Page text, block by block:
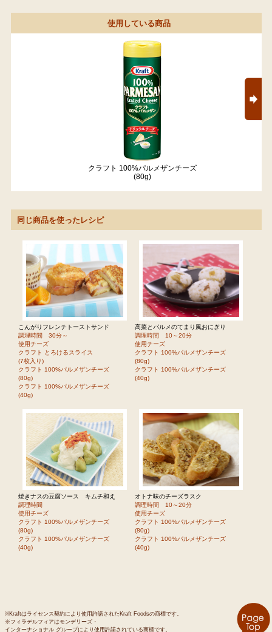
使用している商品
クラフト 100%パルメザンチーズ
(80g)
同じ商品を使ったレシピ
こんがりフレンチトーストサンド
調理時間 30分～
使用チーズ
クラフト とろけるスライス
(7枚入り)
クラフト 100%パルメザンチーズ
(80g)
クラフト 100%パルメザンチーズ
(40g)
高菜とパルメのてまり風おにぎり
調理時間 10～20分
使用チーズ
クラフト 100%パルメザンチーズ
(80g)
クラフト 100%パルメザンチーズ
(40g)
焼きナスの豆腐ソース キムチ和え
調理時間
使用チーズ
クラフト 100%パルメザンチーズ
(80g)
クラフト 100%パルメザンチーズ
(40g)
オトナ味のチーズラスク
調理時間 10～20分
使用チーズ
クラフト 100%パルメザンチーズ
(80g)
クラフト 100%パルメザンチーズ
(40g)
※Kraftはライセンス契約により使用許諾されたKraft Foodsの商標です。
※フィラデルフィアはモンデリーズ・
インターナショナル グループにより使用許諾されている商標です。